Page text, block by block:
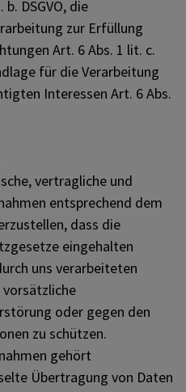
DSGVO, die
zur Erfüllung
Art. 6 Abs. 1 lit. c.
für die Verarbeitung
Interessen Art. 6 Abs.
vertragliche und
entsprechend dem
dass die
eingehalten
uns verarbeiteten
oder gegen den
zu schützen.
gehört
Übertragung von Daten